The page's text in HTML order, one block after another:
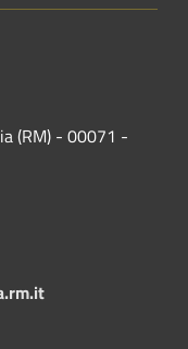
(RM) - 00071 -